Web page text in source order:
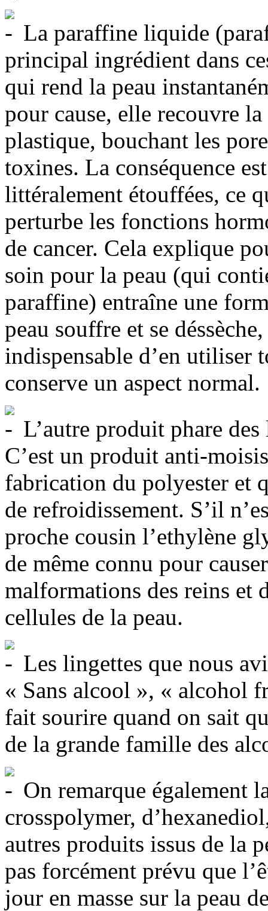
La paraffine liquide
principal ingrédient dans
qui rend la peau
pour cause, elle recouvre
plastique, bouchant les
toxines. La conséquence
littéralement étouffées, ce
perturbe les fonctions
de cancer. Cela explique
soin pour la peau (qui
paraffine) entraîne une
peau souffre et se
indispensable d’en utiliser
conserve un aspect normal.
L’autre produit phare
C’est un produit anti-
fabrication du polyester et
de refroidissement. S’il
proche cousin l’ethylène
de même connu pour
malformations des reins et
cellules de la peau.
Les lingettes que nous
« Sans alcool », « alcohol
fait sourire quand on sait
de la grande famille des
On remarque également
crosspolymer,
autres produits issus de la
pas forcément prévu que
jour en masse sur la peau